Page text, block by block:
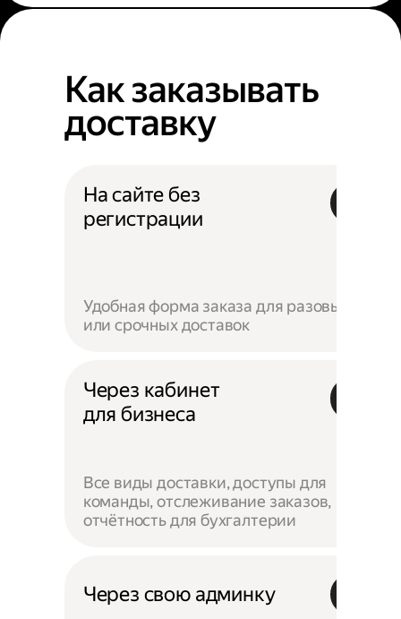
Как заказывать
доставку
На сайте без
регистрации
Удобная форма заказа для разовых
или срочных доставок
Через кабинет
для бизнеса
Все виды доставки, доступы для
команды, отслеживание заказов,
отчётность для бухгалтерии
Через свою админку